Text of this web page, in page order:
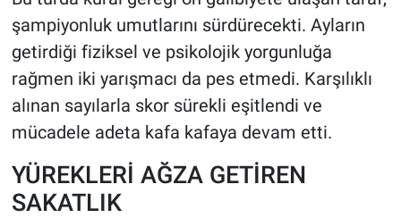
şampiyonluk umutlarını sürdürecekti. Ayların
getirdiği fiziksel ve psikolojik yorgunluğa
rağmen iki yarışmacı da pes etmedi. Karşılıklı
alınan sayılarla skor sürekli eşitlendi ve
mücadele adeta kafa kafaya devam etti.
YÜREKLERİ AĞZA GETİREN
SAKATLIK